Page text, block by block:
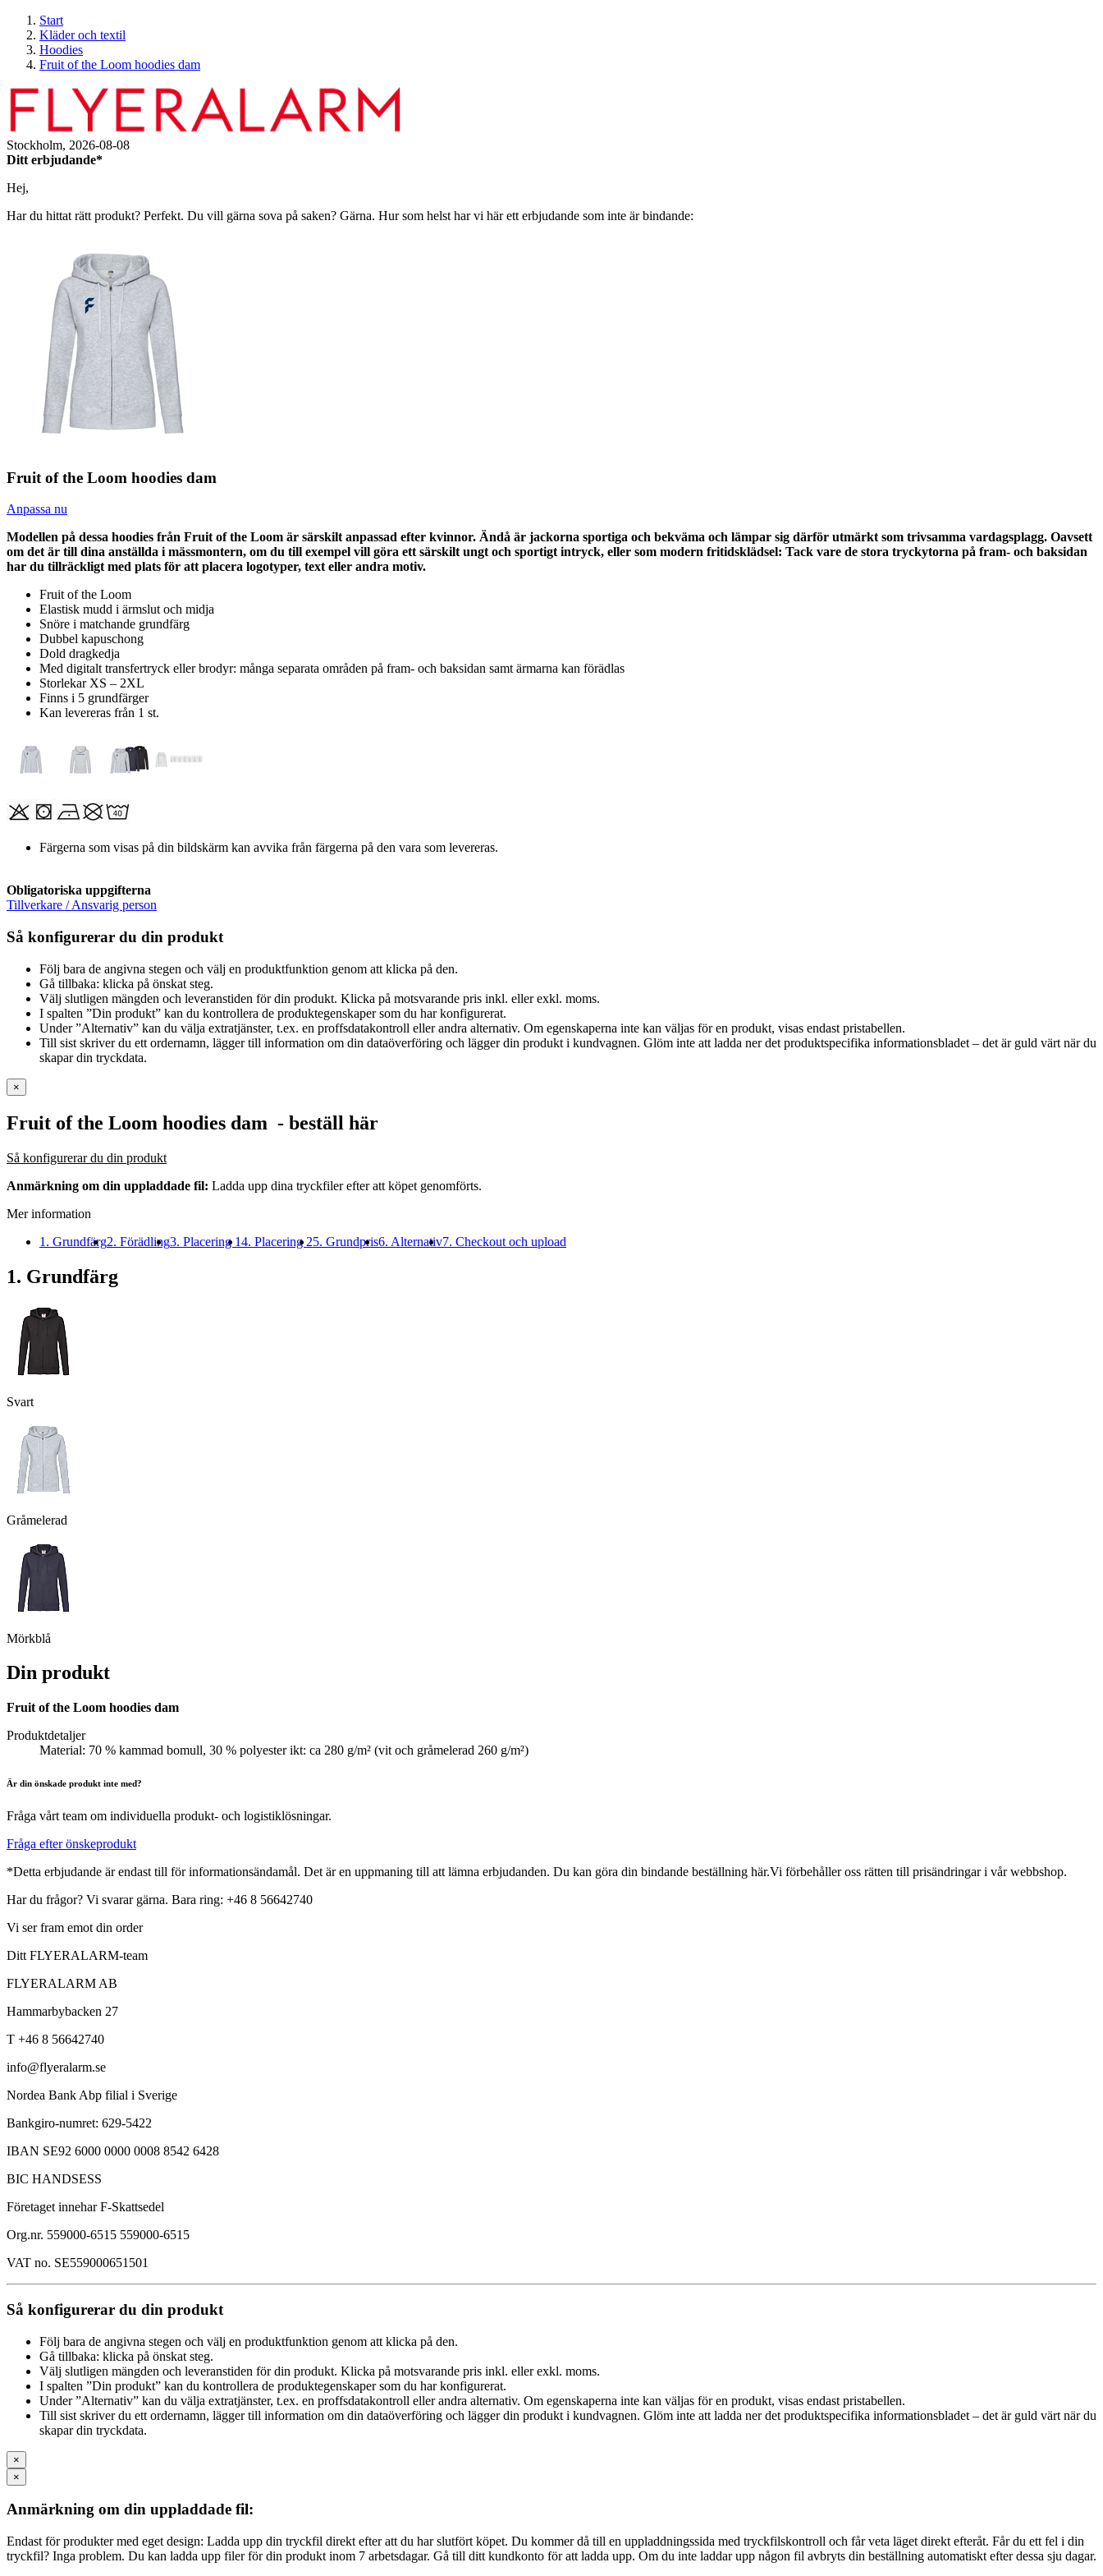
Start
Kläder och textil
Hoodies
Fruit of the Loom hoodies dam
Stockholm, 2026-08-08
Ditt erbjudande*
Hej,
Har du hittat rätt produkt? Perfekt. Du vill gärna sova på saken? Gärna. Hur som helst har vi här ett erbjudande som inte är bindande:
Fruit of the Loom hoodies dam
Anpassa nu
Modellen på dessa hoodies från Fruit of the Loom är särskilt anpassad efter kvinnor. Ändå är jackorna sportiga och bekväma och lämpar sig därför utmärkt som trivsamma vardagsplagg. Oavsett
om det är till dina anställda i mässmontern, om du till exempel vill göra ett särskilt ungt och sportigt intryck, eller som modern fritidsklädsel: Tack vare de stora tryckytorna på fram- och baksidan
har du tillräckligt med plats för att placera logotyper, text eller andra motiv.
Fruit of the Loom
Elastisk mudd i ärmslut och midja
Snöre i matchande grundfärg
Dubbel kapuschong
Dold dragkedja
Med digitalt transfertryck eller brodyr: många separata områden på fram- och baksidan samt ärmarna kan förädlas
Storlekar XS – 2XL
Finns i 5 grundfärger
Kan levereras från 1 st.
Färgerna som visas på din bildskärm kan avvika från färgerna på den vara som levereras.
Obligatoriska uppgifterna
Tillverkare / Ansvarig person
Så konfigurerar du din produkt
Följ bara de angivna stegen och välj en produktfunktion genom att klicka på den.
Gå tillbaka: klicka på önskat steg.
Välj slutligen mängden och leveranstiden för din produkt. Klicka på motsvarande pris inkl. eller exkl. moms.
I spalten ”Din produkt” kan du kontrollera de produktegenskaper som du har konfigurerat.
Under ”Alternativ” kan du välja extratjänster, t.ex. en proffsdatakontroll eller andra alternativ. Om egenskaperna inte kan väljas för en produkt, visas endast pristabellen.
Till sist skriver du ett ordernamn, lägger till information om din dataöverföring och lägger din produkt i kundvagnen. Glöm inte att ladda ner det produktspecifika informationsbladet – det är guld värt när du
skapar din tryckdata.
×
Fruit of the Loom hoodies dam - beställ här
Så konfigurerar du din produkt
Anmärkning om din uppladdade fil: Ladda upp dina tryckfiler efter att köpet genomförts.
Mer information
1. Grundfärg2. Förädling3. Placering 14. Placering 25. Grundpris6. Alternativ7. Checkout och upload
1. Grundfärg
Svart
Gråmelerad
Mörkblå
Din produkt
Fruit of the Loom hoodies dam
Produktdetaljer
Material: 70 % kammad bomull, 30 % polyester ikt: ca 280 g/m² (vit och gråmelerad 260 g/m²)
Är din önskade produkt inte med?
Fråga vårt team om individuella produkt- och logistiklösningar.
Fråga efter önskeprodukt
*Detta erbjudande är endast till för informationsändamål. Det är en uppmaning till att lämna erbjudanden. Du kan göra din bindande beställning här.Vi förbehåller oss rätten till prisändringar i vår webbshop.
Har du frågor? Vi svarar gärna. Bara ring: +46 8 56642740
Vi ser fram emot din order
Ditt FLYERALARM-team
FLYERALARM AB
Hammarbybacken 27
T +46 8 56642740
info@flyeralarm.se
Nordea Bank Abp filial i Sverige
Bankgiro-numret: 629-5422
IBAN SE92 6000 0000 0008 8542 6428
BIC HANDSESS
Företaget innehar F-Skattsedel
Org.nr. 559000-6515 559000-6515
VAT no. SE559000651501
Så konfigurerar du din produkt
Följ bara de angivna stegen och välj en produktfunktion genom att klicka på den.
Gå tillbaka: klicka på önskat steg.
Välj slutligen mängden och leveranstiden för din produkt. Klicka på motsvarande pris inkl. eller exkl. moms.
I spalten ”Din produkt” kan du kontrollera de produktegenskaper som du har konfigurerat.
Under ”Alternativ” kan du välja extratjänster, t.ex. en proffsdatakontroll eller andra alternativ. Om egenskaperna inte kan väljas för en produkt, visas endast pristabellen.
Till sist skriver du ett ordernamn, lägger till information om din dataöverföring och lägger din produkt i kundvagnen. Glöm inte att ladda ner det produktspecifika informationsbladet – det är guld värt när du
skapar din tryckdata.
×
×
Anmärkning om din uppladdade fil:
Endast för produkter med eget design: Ladda upp din tryckfil direkt efter att du har slutfört köpet. Du kommer då till en uppladdningssida med tryckfilskontroll och får veta läget direkt efteråt. Får du ett fel i din
tryckfil? Inga problem. Du kan ladda upp filer för din produkt inom 7 arbetsdagar. Gå till ditt kundkonto för att ladda upp. Om du inte laddar upp någon fil avbryts din beställning automatiskt efter dessa sju dagar.